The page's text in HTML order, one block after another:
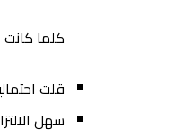
كلما
قلت
سهل